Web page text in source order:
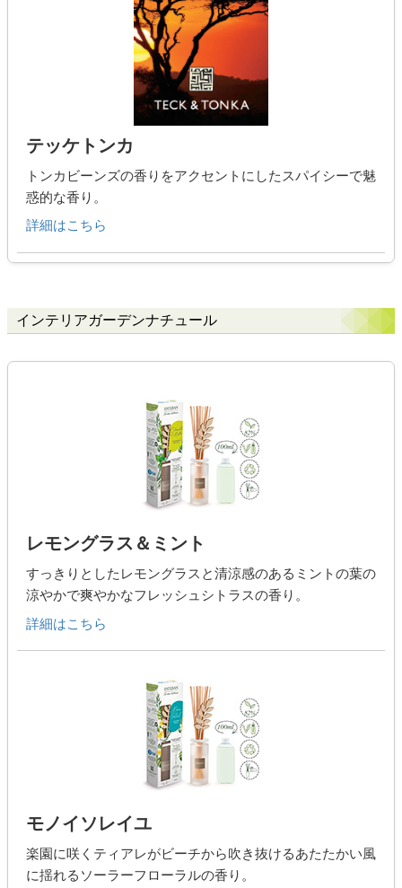
テッケトンカ
トンカビーンズの香りをアクセントにしたスパイシーで魅
惑的な香り。
詳細はこちら
インテリアガーデンナチュール
レモングラス＆ミント
すっきりとしたレモングラスと清涼感のあるミントの葉の
涼やかで爽やかなフレッシュシトラスの香り。
詳細はこちら
モノイソレイユ
楽園に咲くティアレがビーチから吹き抜けるあたたかい風
に揺れるソーラーフローラルの香り。